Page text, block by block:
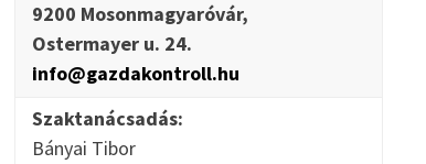
9200 Mosonmagyaróvár,
Ostermayer u. 24.
info@gazdakontroll.hu
Szaktanácsadás:
Bányai Tibor